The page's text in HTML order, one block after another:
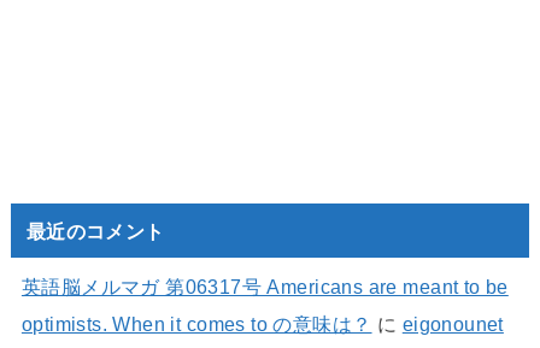
最近のコメント
英語脳メルマガ 第06317号 Americans are meant to be
optimists. When it comes to の意味は？ に eigonounet